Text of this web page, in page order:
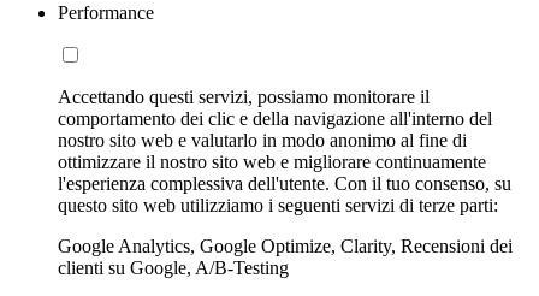
Performance
Accettando questi servizi, possiamo monitorare il
comportamento dei clic e della navigazione all'interno del
nostro sito web e valutarlo in modo anonimo al fine di
ottimizzare il nostro sito web e migliorare continuamente
l'esperienza complessiva dell'utente. Con il tuo consenso, su
questo sito web utilizziamo i seguenti servizi di terze parti:
Google Analytics, Google Optimize, Clarity, Recensioni dei
clienti su Google, A/B-Testing